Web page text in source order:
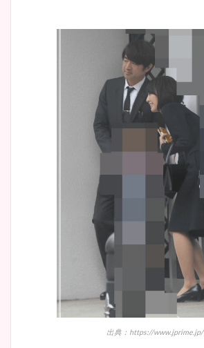
出典：https://www.jprime.jp/